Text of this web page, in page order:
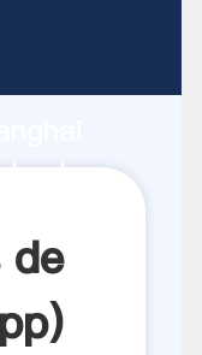
valor
de
)